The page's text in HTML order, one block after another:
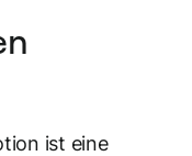
ist eine